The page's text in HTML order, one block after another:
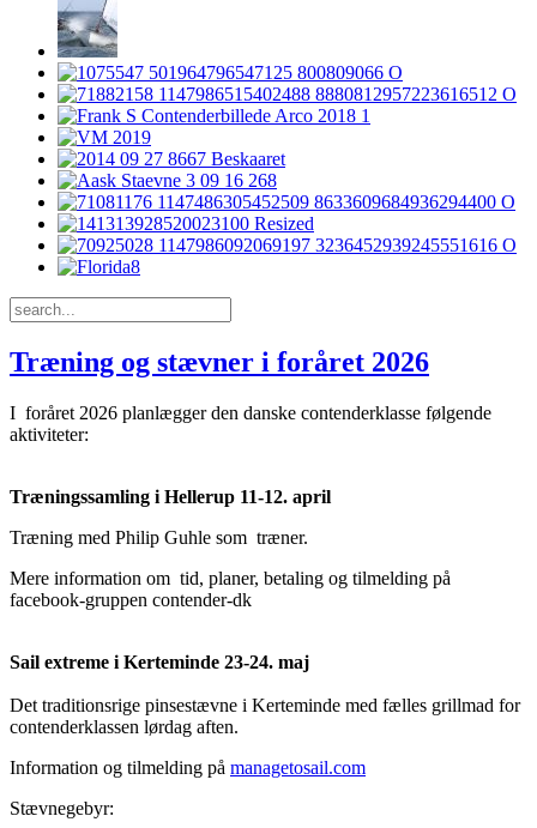
Træning og stævner i foråret 2026
I foråret 2026 planlægger den danske contenderklasse følgende
aktiviteter:
Træningssamling i Hellerup 11-12. april
Træning med Philip Guhle som træner.
Mere information om tid, planer, betaling og tilmelding på
facebook-gruppen contender-dk
Sail extreme i Kerteminde 23-24. maj
Det traditionsrige pinsestævne i Kerteminde med fælles grillmad for
contenderklassen lørdag aften.
Information og tilmelding på managetosail.com
Stævnegebyr: